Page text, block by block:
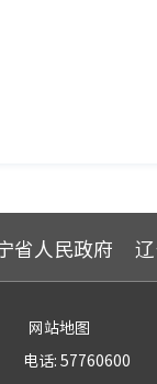
省人民政府
网站地图
电话: 57760600